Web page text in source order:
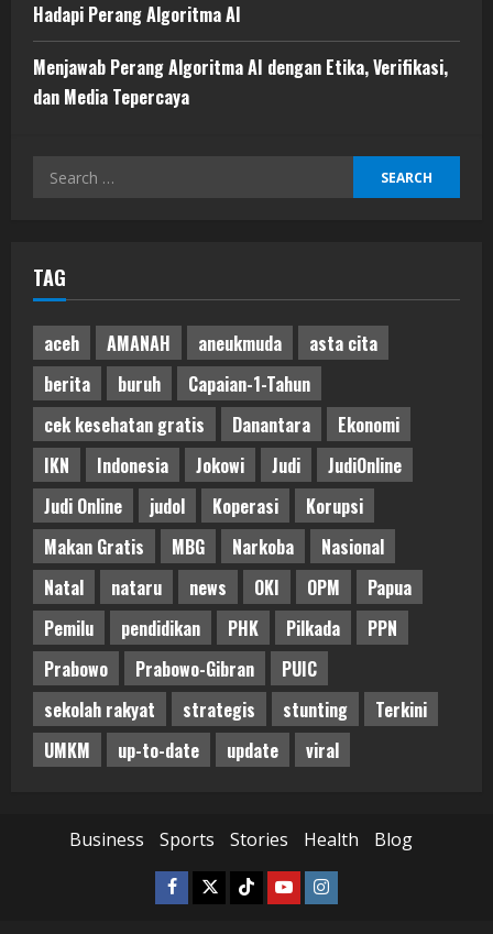
Hadapi Perang Algoritma AI
Menjawab Perang Algoritma AI dengan Etika, Verifikasi,
dan Media Tepercaya
Search
TAG
aceh AMANAH aneukmuda
asta cita
berita
buruh
Capaian-1-Tahun
cek kesehatan gratis
Danantara
Ekonomi
IKN
Indonesia Jokowi Judi
JudiOnline
Judi Online
judol Koperasi
Korupsi
Makan Gratis
MBG Narkoba
Nasional
Natal
nataru news OKI OPM
Papua
Pemilu
pendidikan PHK Pilkada
PPN
Prabowo
Prabowo-Gibran
PUIC
sekolah rakyat
strategis stunting
Terkini
UMKM
up-to-date update viral
Business Sports Stories Health Blog
Facebook
TwitterTiktokYoutubeInstagram